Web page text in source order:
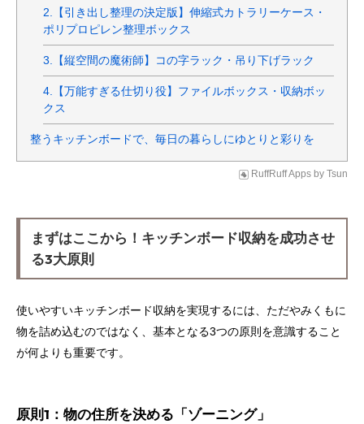
2.【引き出し整理の決定版】伸縮式カトラリーケース・
ポリプロピレン整理ボックス
3.【縦空間の魔術師】コの字ラック・吊り下げラック
4.【万能すぎる仕切り役】ファイルボックス・収納ボッ
クス
整うキッチンボードで、毎日の暮らしにゆとりと彩りを
RuffRuff Apps by Tsun
まずはここから！キッチンボード収納を成功させ
る3大原則
使いやすいキッチンボード収納を実現するには、ただやみくもに
物を詰め込むのではなく、基本となる3つの原則を意識すること
が何よりも重要です。
原則1：物の住所を決める「ゾーニング」